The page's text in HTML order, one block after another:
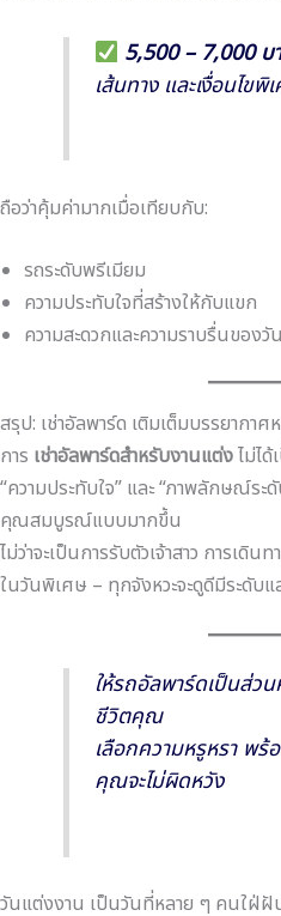
5,500 – 7,000 บ
เส้นทาง และเงื่อนไขพิ
ถือว่าคุ้มค่ามากเมื่อเทียบกับ:
รถระดับพรีเมียม
ความประทับใจที่สร้างให้กับแขก
ความสะดวกและความราบรื่นของวั
สรุป: เช่าอัลพาร์ด เติมเต็มบรรยากา
การ เช่าอัลพาร์ดสำหรับงานแต่งไม่ไ
“ความประทับใจ” และ “ภาพลักษณ์ร
คุณสมบูรณ์แบบมากขึ้น
ไม่ว่าจะเป็นการรับตัวเจ้าสาว การเดิ
ในวันพิเศษ – ทุกจังหวะจะดูดีมีระดับแ
ให้รถอัลพาร์ดเป็นส่ว
ชีวิตคุณ
เลือกความหรูหรา พ
คุณจะไม่ผิดหวัง
วันแต่งงาน เป็นวันที่หลาย ๆ คนใฝ่ฝั